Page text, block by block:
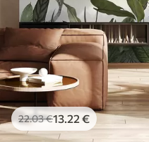
22.03€13 .22 €